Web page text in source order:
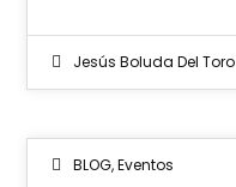
Jesús Boluda Del Toro
BLOG,Eventos